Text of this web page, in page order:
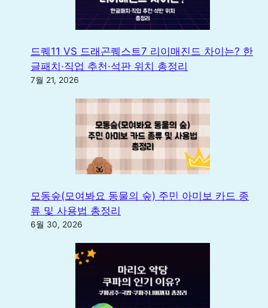
드퀘11 VS 드래곤퀘스트7 리이매진드 차이는? 한
글패치·직업 추천·석판 위치 총정리
7월 21, 2026
모동숲(모여봐요 동물의 숲) 주민 아미보 카드 종
류 및 사용법 총정리
6월 30, 2026